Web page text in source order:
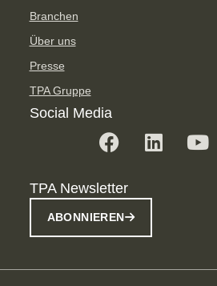
Branchen
Über uns
Presse
TPA Gruppe
Social Media
TPA Newsletter
ABONNIEREN